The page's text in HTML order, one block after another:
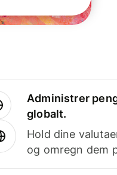
Administrer
globalt.
Hold dine
og omregn dem